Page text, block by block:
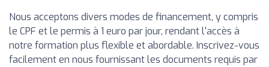
Nous acceptons divers modes de financement, y compris
le CPF et le permis à 1 euro par jour, rendant l'accès à
notre formation plus flexible et abordable. Inscrivez-vous
facilement en nous fournissant les documents requis par